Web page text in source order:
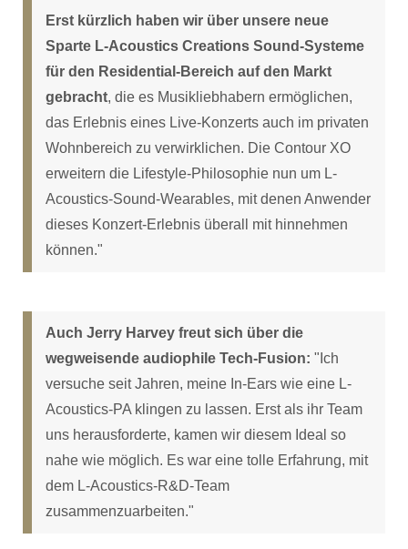
Erst kürzlich haben wir über unsere neue
Sparte L-Acoustics Creations Sound-Systeme
für den Residential-Bereich auf den Markt
gebracht, die es Musikliebhabern ermöglichen,
das Erlebnis eines Live-Konzerts auch im privaten
Wohnbereich zu verwirklichen. Die Contour XO
erweitern die Lifestyle-Philosophie nun um L-
Acoustics-Sound-Wearables, mit denen Anwender
dieses Konzert-Erlebnis überall mit hinnehmen
können."
Auch Jerry Harvey freut sich über die
wegweisende audiophile Tech-Fusion: "Ich
versuche seit Jahren, meine In-Ears wie eine L-
Acoustics-PA klingen zu lassen. Erst als ihr Team
uns herausforderte, kamen wir diesem Ideal so
nahe wie möglich. Es war eine tolle Erfahrung, mit
dem L-Acoustics-R&D-Team
zusammenzuarbeiten."